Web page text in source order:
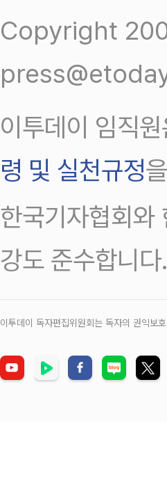
Copyright
이투데이 임직
령 및 실천규정
한국기자협회와
강도 준수합니다.
이투데이 독자편집위원회는 독자의 권익보